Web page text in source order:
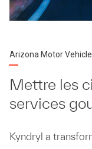
Arizona Motor
Mettre les
services
Kyndryl a